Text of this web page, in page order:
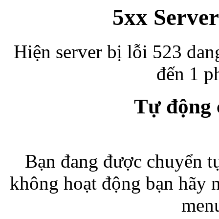
5xx
Hiện server bị lỗi 523
đến 1
Tự động
Bạn đang được chuyển
không hoạt động bạn hãy